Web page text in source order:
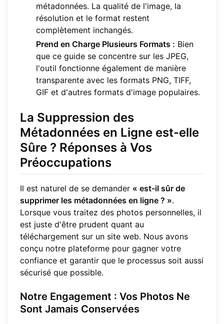
métadonnées. La qualité de l'image, la
résolution et le format restent
complètement inchangés.
Prend en Charge Plusieurs Formats : Bien
que ce guide se concentre sur les JPEG,
l'outil fonctionne également de manière
transparente avec les formats PNG, TIFF,
GIF et d'autres formats d'image populaires.
La Suppression des
Métadonnées en Ligne est-elle
Sûre ? Réponses à Vos
Préoccupations
Il est naturel de se demander « est-il sûr de
supprimer les métadonnées en ligne ? ».
Lorsque vous traitez des photos personnelles, il
est juste d'être prudent quant au
téléchargement sur un site web. Nous avons
conçu notre plateforme pour gagner votre
confiance et garantir que le processus soit aussi
sécurisé que possible.
Notre Engagement : Vos Photos Ne
Sont Jamais Conservées